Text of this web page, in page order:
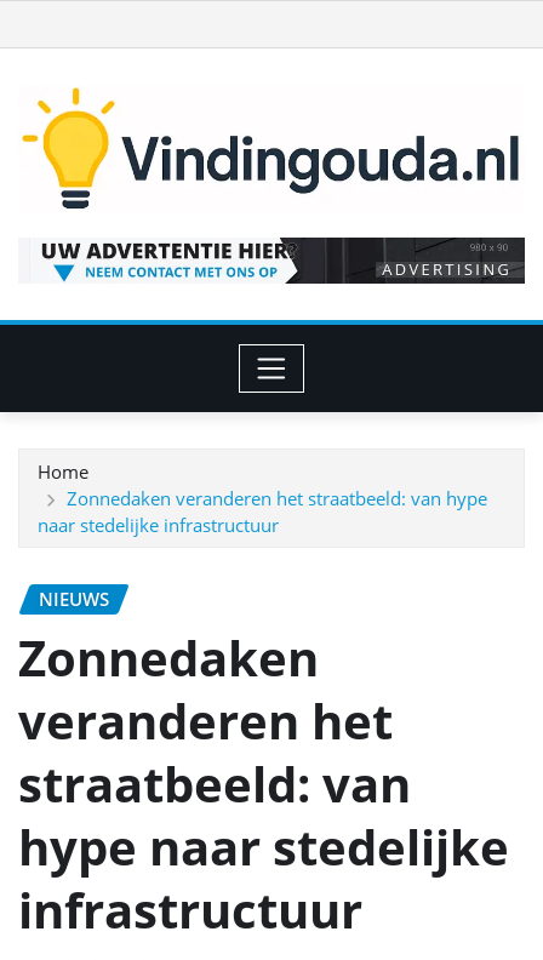
naar
inhoud
Home
Zonnedaken veranderen het straatbeeld: van hype
naar stedelijke infrastructuur
NIEUWS
Zonnedaken
veranderen het
straatbeeld: van
hype naar stedelijke
infrastructuur